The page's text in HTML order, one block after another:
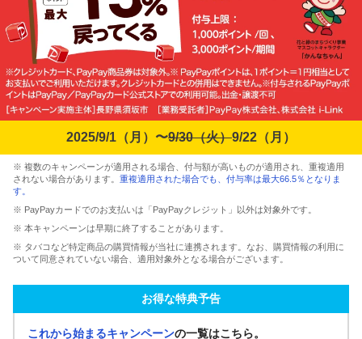
2025/9/1（月）〜9/30（火）9/22（月）
※ 複数のキャンペーンが適用される場合、付与額が高いものが適用され、重複適用
されない場合があります。 重複適用された場合でも、付与率は最大66.5％となりま
す。
※ PayPayカードでのお支払いは「PayPayクレジット」以外は対象外です。
※ 本キャンペーンは早期に終了することがあります。
※ タバコなど特定商品の購買情報が当社に連携されます。なお、購買情報の利用に
ついて同意されていない場合、適用対象外となる場合がございます。
お得な特典予告
これから始まるキャンペーンの一覧はこちら。